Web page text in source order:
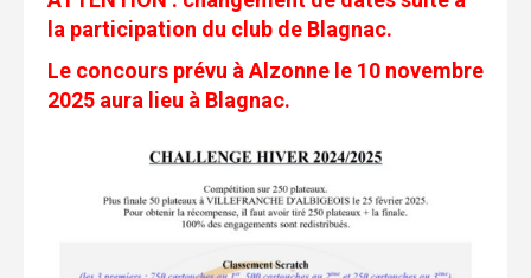
la participation du club de Blagnac.
Le concours prévu à Alzonne le 10 novembre
2025 aura lieu à Blagnac.